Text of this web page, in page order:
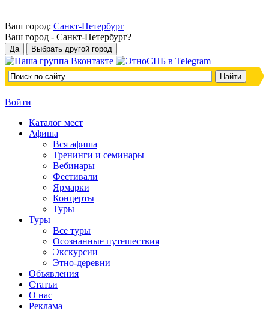
Ваш город: Санкт-Петербург
Ваш город - Санкт-Петербург?
Войти
Каталог мест
Афиша
Вся афиша
Тренинги и семинары
Вебинары
Фестивали
Ярмарки
Концерты
Туры
Туры
Все туры
Осознанные путешествия
Экскурсии
Этно-деревни
Объявления
Статьи
О нас
Реклама